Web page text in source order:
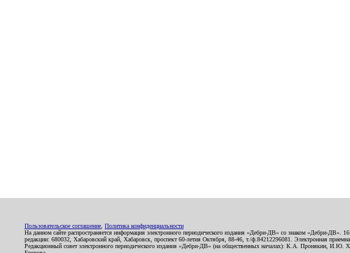
Пользовательское соглашение Политика конфиденциальности
На данном сайте распространяется информация электронного периодического издания «Дебри-ДВ» со знаком «Дебри-
редакции: 680032, Хабаровский край, Хабаровск, проспект 60-летия Октября, 88-46, т./ф.84212296081. Электронная
Редакционный совет электронного периодического издания «Дебри-ДВ» (на общественных началах): К.А.